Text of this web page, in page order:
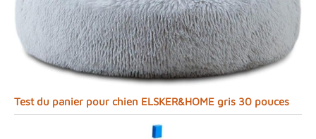
Test du panier pour chien ELSKER&HOME gris 30 pouces